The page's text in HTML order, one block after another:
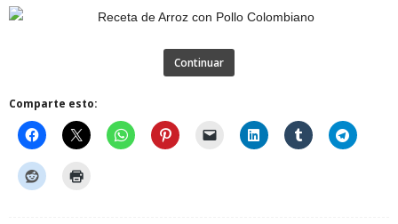
Continuar
Comparte esto: